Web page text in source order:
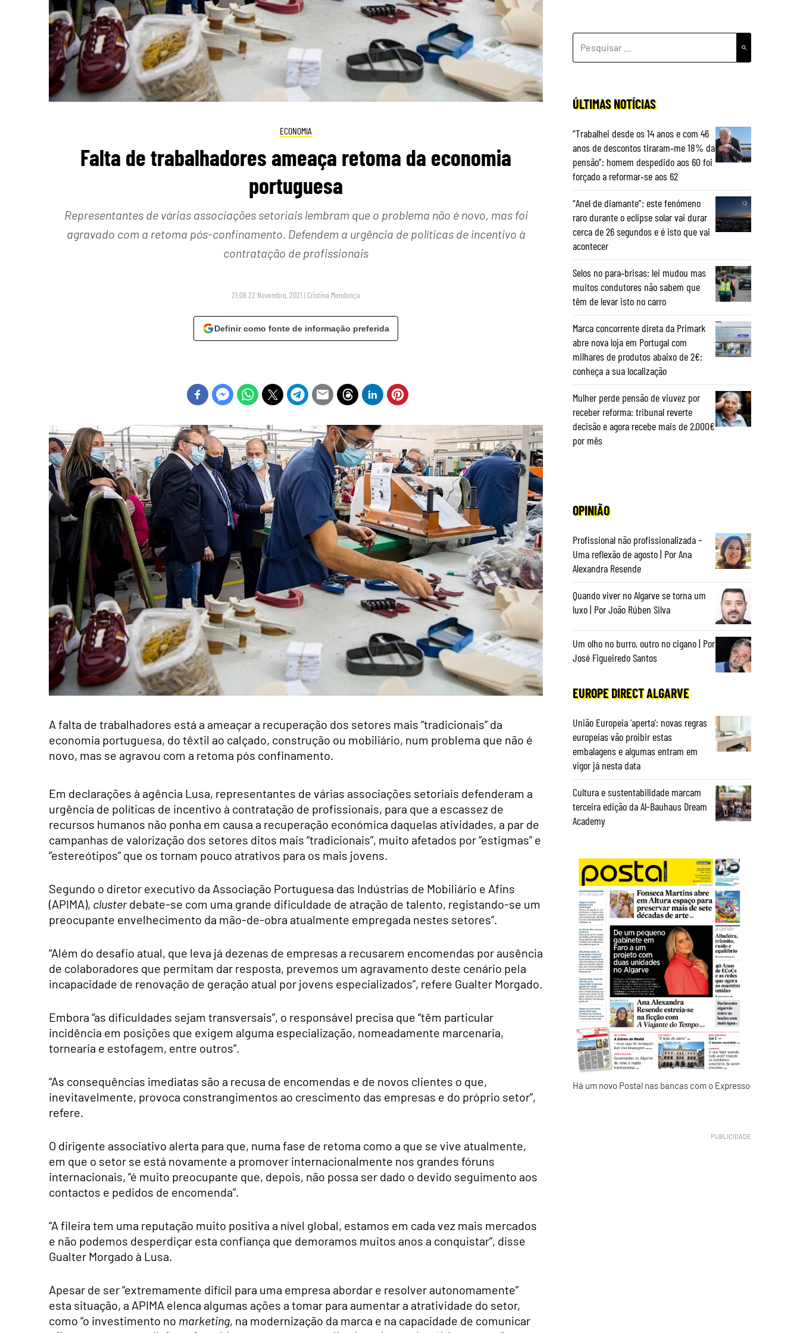
ECONOMIA
Falta de trabalhadores ameaça retoma da economia
portuguesa
Representantes de várias associações setoriais lembram que o problema não é novo, mas foi
agravado com a retoma pós-confinamento. Defendem a urgência de políticas de incentivo à
contratação de profissionais
21:08 22 Novembro, 2021 | Cristina Mendonça
Definir como fonte de informação preferida
A falta de trabalhadores está a ameaçar a recuperação dos setores mais “tradicionais” da
economia portuguesa, do têxtil ao calçado, construção ou mobiliário, num problema que não é
novo, mas se agravou com a retoma pós confinamento.
Em declarações à agência Lusa, representantes de várias associações setoriais defenderam a
urgência de políticas de incentivo à contratação de profissionais, para que a escassez de
recursos humanos não ponha em causa a recuperação económica daquelas atividades, a par de
campanhas de valorização dos setores ditos mais “tradicionais”, muito afetados por “estigmas” e
“estereótipos” que os tornam pouco atrativos para os mais jovens.
Segundo o diretor executivo da Associação Portuguesa das Indústrias de Mobiliário e Afins
(APIMA), clusterdebate-se com uma grande dificuldade de atração de talento, registando-se um
preocupante envelhecimento da mão-de-obra atualmente empregada nestes setores”.
“Além do desafio atual, que leva já dezenas de empresas a recusarem encomendas por ausência
de colaboradores que permitam dar resposta, prevemos um agravamento deste cenário pela
incapacidade de renovação de geração atual por jovens especializados”, refere Gualter Morgado.
Embora “as dificuldades sejam transversais”, o responsável precisa que “têm particular
incidência em posições que exigem alguma especialização, nomeadamente marcenaria,
tornearia e estofagem, entre outros”.
“As consequências imediatas são a recusa de encomendas e de novos clientes o que,
inevitavelmente, provoca constrangimentos ao crescimento das empresas e do próprio setor”,
refere.
O dirigente associativo alerta para que, numa fase de retoma como a que se vive atualmente,
em que o setor se está novamente a promover internacionalmente nos grandes fóruns
internacionais, “é muito preocupante que, depois, não possa ser dado o devido seguimento aos
contactos e pedidos de encomenda”.
“A fileira tem uma reputação muito positiva a nível global, estamos em cada vez mais mercados
e não podemos desperdiçar esta confiança que demoramos muitos anos a conquistar”, disse
Gualter Morgado à Lusa.
Apesar de ser “extremamente difícil para uma empresa abordar e resolver autonomamente”
esta situação, a APIMA elenca algumas ações a tomar para aumentar a atratividade do setor,
como “o investimento no marketing, na modernização da marca e na capacidade de comunicar
POR:
ÚLTIMAS NOTÍCIAS
“Trabalhei desde os 14 anos e com 46
anos de descontos tiraram‑me 18% da
pensão”: homem despedido aos 60 foi
forçado a reformar‑se aos 62
“Anel de diamante”: este fenómeno
raro durante o eclipse solar vai durar
cerca de 26 segundos e é isto que vai
acontecer
Selos no para‑brisas: lei mudou mas
muitos condutores não sabem que
têm de levar isto no carro
Marca concorrente direta da Primark
abre nova loja em Portugal com
milhares de produtos abaixo de 2€:
conheça a sua localização
Mulher perde pensão de viuvez por
receber reforma: tribunal reverte
decisão e agora recebe mais de 2.000€
por mês
OPINIÃO
Profissional não profissionalizada –
Uma reflexão de agosto | Por Ana
Alexandra Resende
Quando viver no Algarve se torna um
luxo | Por João Rúben Silva
Um olho no burro, outro no cigano | Por
José Figueiredo Santos
EUROPE DIRECT ALGARVE
União Europeia ‘aperta’: novas regras
europeias vão proibir estas
embalagens e algumas entram em
vigor já nesta data
Cultura e sustentabilidade marcam
terceira edição da Al-Bauhaus Dream
Academy
Há um novo Postal nas bancas com o Expresso